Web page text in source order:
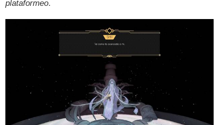
plataformeo.